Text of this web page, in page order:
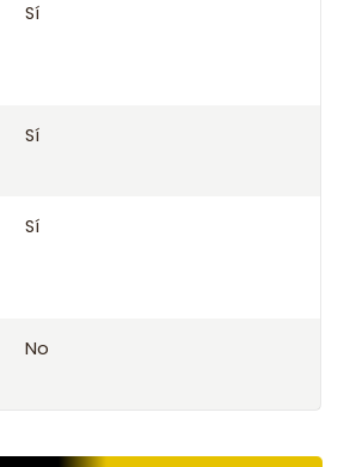
la aplicación con tu chasis o datos del
Sí
Sí
Sí
No